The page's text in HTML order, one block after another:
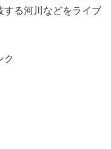
する河川などをライブ
ク